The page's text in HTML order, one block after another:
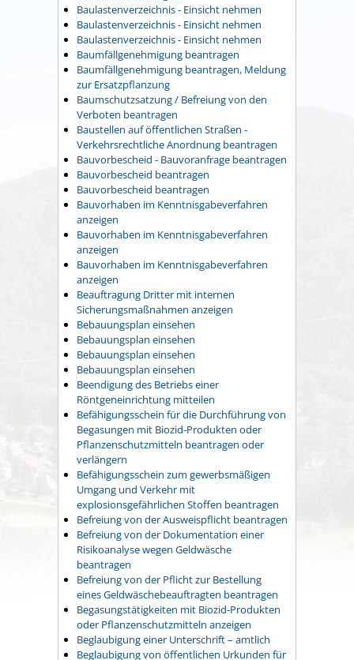
Baulastenverzeichnis - Einsicht nehmen
Baulastenverzeichnis - Einsicht nehmen
Baulastenverzeichnis - Einsicht nehmen
Baumfällgenehmigung beantragen
Baumfällgenehmigung beantragen, Meldung
zur Ersatzpflanzung
Baumschutzsatzung / Befreiung von den
Verboten beantragen
Baustellen auf öffentlichen Straßen -
Verkehrsrechtliche Anordnung beantragen
Bauvorbescheid - Bauvoranfrage beantragen
Bauvorbescheid beantragen
Bauvorbescheid beantragen
Bauvorhaben im Kenntnisgabeverfahren
anzeigen
Bauvorhaben im Kenntnisgabeverfahren
anzeigen
Bauvorhaben im Kenntnisgabeverfahren
anzeigen
Beauftragung Dritter mit internen
Sicherungsmaßnahmen anzeigen
Bebauungsplan einsehen
Bebauungsplan einsehen
Bebauungsplan einsehen
Bebauungsplan einsehen
Beendigung des Betriebs einer
Röntgeneinrichtung mitteilen
Befähigungsschein für die Durchführung von
Begasungen mit Biozid-Produkten oder
Pflanzenschutzmitteln beantragen oder
verlängern
Befähigungsschein zum gewerbsmäßigen
Umgang und Verkehr mit
explosionsgefährlichen Stoffen beantragen
Befreiung von der Ausweispflicht beantragen
Befreiung von der Dokumentation einer
Risikoanalyse wegen Geldwäsche
beantragen
Befreiung von der Pflicht zur Bestellung
eines Geldwäschebeauftragten beantragen
Begasungstätigkeiten mit Biozid-Produkten
oder Pflanzenschutzmitteln anzeigen
Beglaubigung einer Unterschrift – amtlich
Beglaubigung von öffentlichen Urkunden für